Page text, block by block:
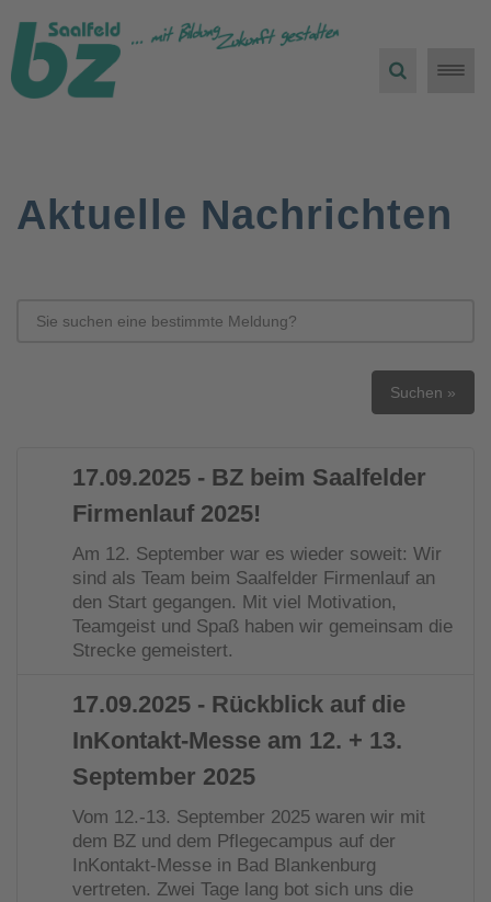
Toggle
Aktuelle Nachrichten
Suchen »
17.09.2025 - BZ beim Saalfelder
Firmenlauf 2025!
Am 12. September war es wieder soweit: Wir
sind als Team beim Saalfelder Firmenlauf an
den Start gegangen. Mit viel Motivation,
Teamgeist und Spaß haben wir gemeinsam die
Strecke gemeistert.
17.09.2025 - Rückblick auf die
InKontakt-Messe am 12. + 13.
September 2025
Vom 12.-13. September 2025 waren wir mit
dem BZ und dem Pflegecampus auf der
InKontakt-Messe in Bad Blankenburg
vertreten. Zwei Tage lang bot sich uns die